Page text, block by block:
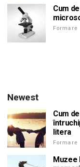
Cum
Formare
Newest
Cum
litera
Formare
Muzee